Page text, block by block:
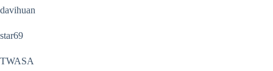
davihuan
star69
TWASA